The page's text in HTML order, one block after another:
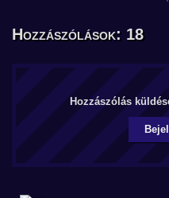
Hozzászólások: 18
Hozzászólás